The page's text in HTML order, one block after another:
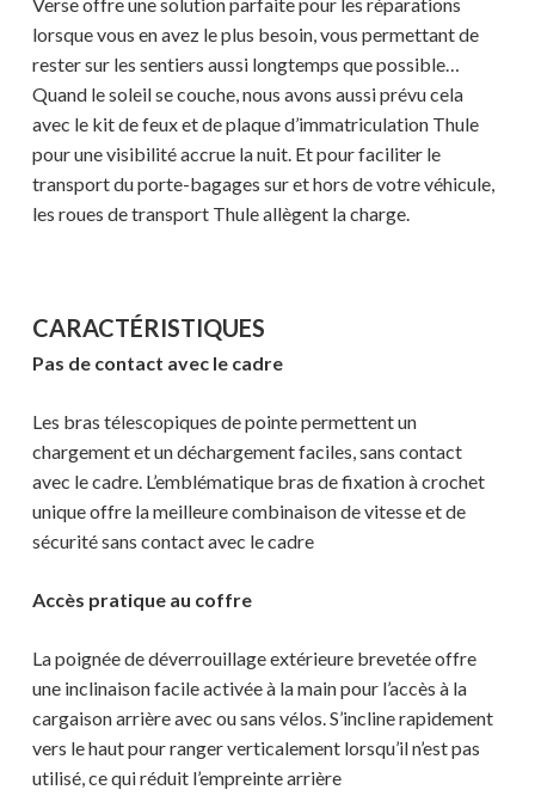
lorsque vous en avez le plus besoin, vous permettant de
rester sur les sentiers aussi longtemps que possible…
Quand le soleil se couche, nous avons aussi prévu cela
avec le kit de feux et de plaque d’immatriculation Thule
pour une visibilité accrue la nuit. Et pour faciliter le
transport du porte-bagages sur et hors de votre véhicule,
les roues de transport Thule allègent la charge.
CARACTÉRISTIQUES
Pas de contact avec le cadre
Les bras télescopiques de pointe permettent un
chargement et un déchargement faciles, sans contact
avec le cadre. L’emblématique bras de fixation à crochet
unique offre la meilleure combinaison de vitesse et de
sécurité sans contact avec le cadre
Accès pratique au coffre
La poignée de déverrouillage extérieure brevetée offre
une inclinaison facile activée à la main pour l’accès à la
cargaison arrière avec ou sans vélos. S’incline rapidement
vers le haut pour ranger verticalement lorsqu’il n’est pas
utilisé, ce qui réduit l’empreinte arrière